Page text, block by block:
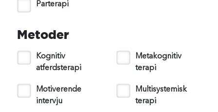
Parterapi
Metoder
Kognitiv
atferdsterapi
Metakognitiv
terapi
Motiverende
intervju
Multisystemisk
terapi